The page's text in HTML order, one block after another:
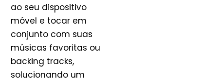
ao seu dispositivo
móvel e tocar em
conjunto com suas
músicas favoritas ou
backing tracks,
solucionando um